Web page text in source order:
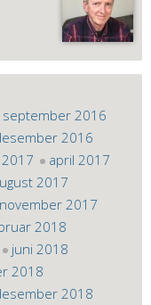
september 2016
2016
april 2017
2017
november 2017
2018
juni 2018
2018
2018